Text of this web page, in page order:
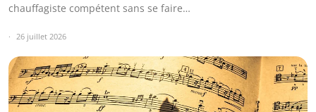
chauffagiste compétent sans se faire…
26 juillet 2026